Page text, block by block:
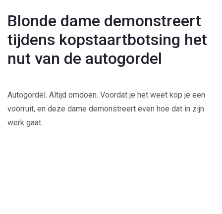
Blonde dame demonstreert
tijdens kopstaartbotsing het
nut van de autogordel
Autogordel. Altijd omdoen. Voordat je het weet kop je een
voorruit, en deze dame demonstreert even hoe dat in zijn
werk gaat.